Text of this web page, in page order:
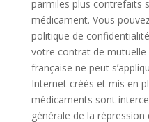
parmiles plus contrefaits
médicament. Vous
politique de
votre contrat de mutuelle
française ne peut
Internet créés et mis en
médicaments sont
générale de la répression